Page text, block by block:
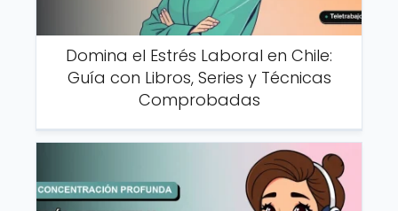
Domina el Estrés Laboral en Chile:
Guía con Libros, Series y Técnicas
Comprobadas